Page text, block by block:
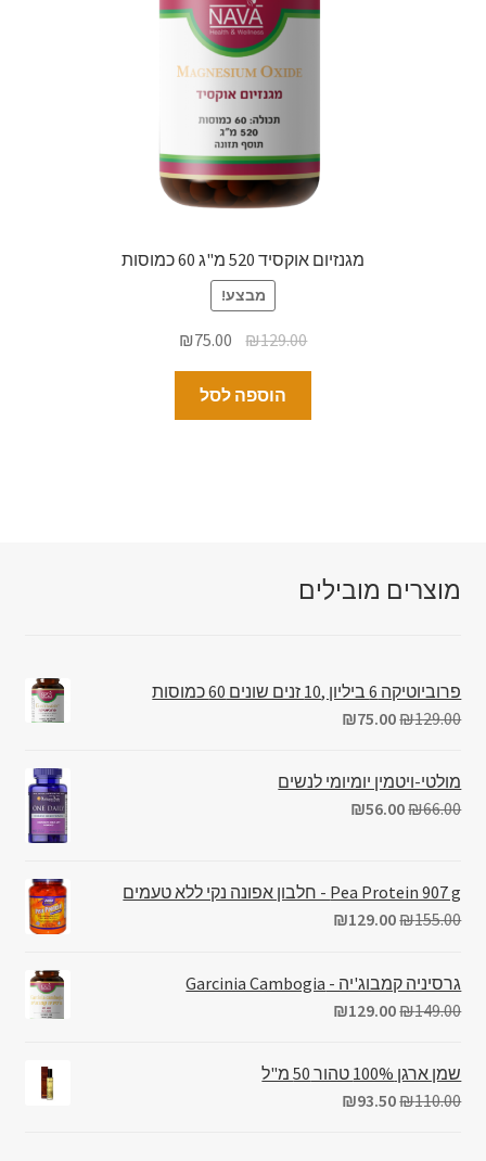
מגנזיום אוקסיד 520 מ"ג 60 כמוסות
מבצע!
₪129.00
₪75.00
הוספה לסל
מוצרים מובילים
פרוביוטיקה 6 ביליון ,10 זנים שונים 60 כמוסות
₪129.00
₪75.00
מולטי-ויטמין יומיומי לנשים
₪66.00
₪56.00
Pea Protein 907 g - חלבון אפונה נקי ללא טעמים
₪155.00
₪129.00
גרסיניה קמבוג'יה - Garcinia Cambogia
₪149.00
₪129.00
שמן ארגן 100% טהור 50 מ"ל
₪110.00
₪93.50